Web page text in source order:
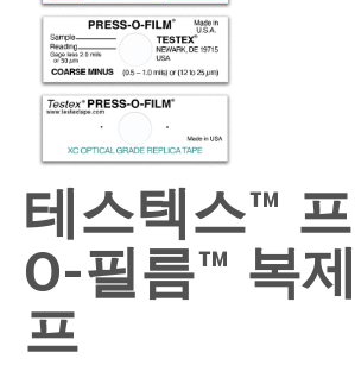
테스텍스™
O-필름™ 복
프